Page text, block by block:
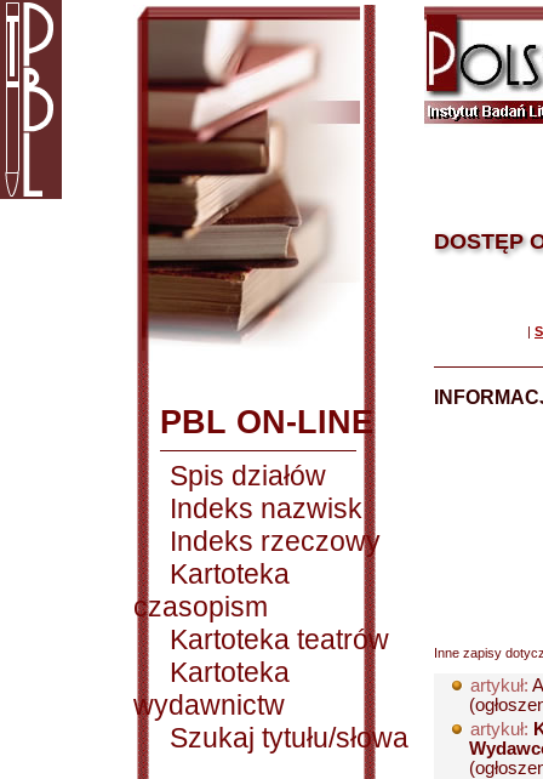
PBL ON-LINE
Spis działów
Indeks nazwisk
Indeks rzeczowy
Kartoteka
czasopism
Kartoteka teatrów
Kartoteka
wydawnictw
Szukaj tytułu/słowa
DOSTĘP
|
Inne zapisy
artykuł:
artykuł: